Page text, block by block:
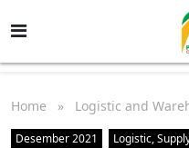
Home » Logistic and
Desember 2021 Logistic,